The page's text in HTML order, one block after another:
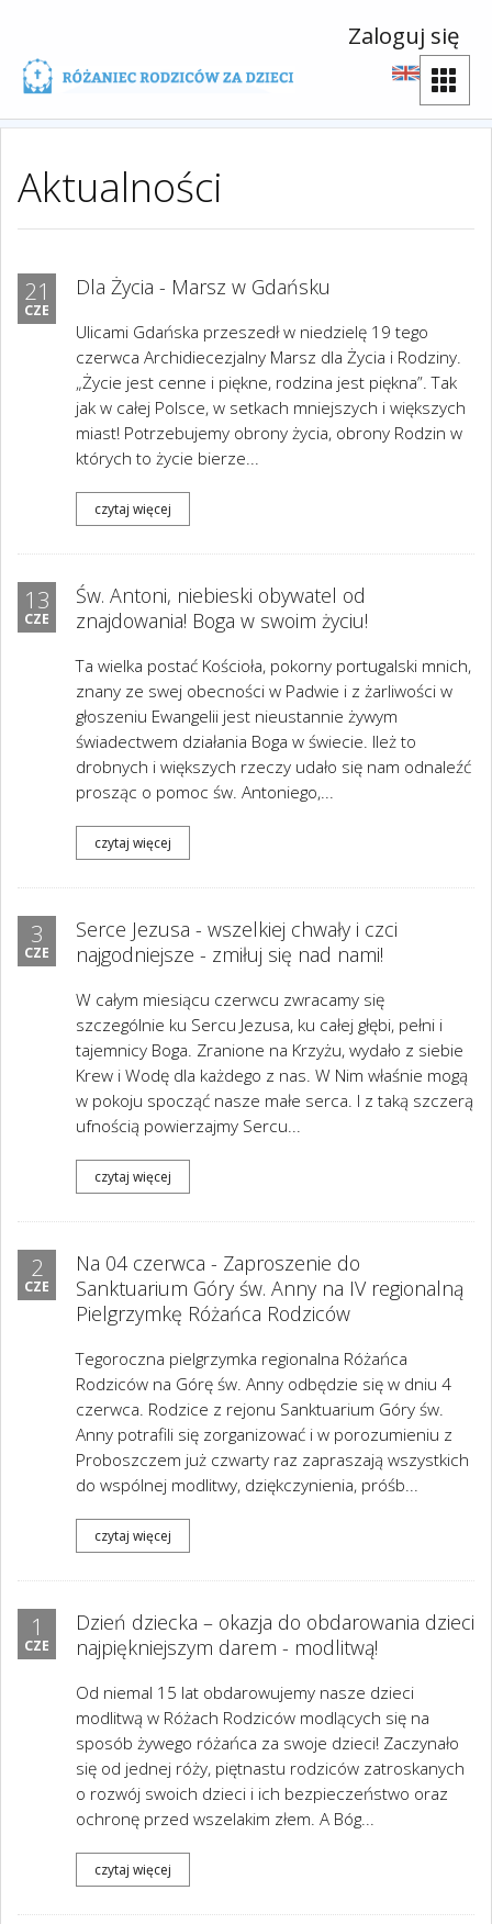
Zaloguj się
Aktualności
21
CZE
Dla Życia - Marsz w Gdańsku
Ulicami Gdańska przeszedł w niedzielę 19 tego
czerwca Archidiecezjalny Marsz dla Życia i Rodziny.
„Życie jest cenne i piękne, rodzina jest piękna”. Tak
jak w całej Polsce, w setkach mniejszych i większych
miast! Potrzebujemy obrony życia, obrony Rodzin w
których to życie bierze...
czytaj więcej
13
CZE
Św. Antoni, niebieski obywatel od
znajdowania! Boga w swoim życiu!
Ta wielka postać Kościoła, pokorny portugalski mnich,
znany ze swej obecności w Padwie i z żarliwości w
głoszeniu Ewangelii jest nieustannie żywym
świadectwem działania Boga w świecie. Ileż to
drobnych i większych rzeczy udało się nam odnaleźć
prosząc o pomoc św. Antoniego,...
czytaj więcej
3
CZE
Serce Jezusa - wszelkiej chwały i czci
najgodniejsze - zmiłuj się nad nami!
W całym miesiącu czerwcu zwracamy się
szczególnie ku Sercu Jezusa, ku całej głębi, pełni i
tajemnicy Boga. Zranione na Krzyżu, wydało z siebie
Krew i Wodę dla każdego z nas. W Nim właśnie mogą
w pokoju spocząć nasze małe serca. I z taką szczerą
ufnością powierzajmy Sercu...
czytaj więcej
2
CZE
Na 04 czerwca - Zaproszenie do
Sanktuarium Góry św. Anny na IV regionalną
Pielgrzymkę Różańca Rodziców
Tegoroczna pielgrzymka regionalna Różańca
Rodziców na Górę św. Anny odbędzie się w dniu 4
czerwca. Rodzice z rejonu Sanktuarium Góry św.
Anny potrafili się zorganizować i w porozumieniu z
Proboszczem już czwarty raz zapraszają wszystkich
do wspólnej modlitwy, dziękczynienia, próśb...
czytaj więcej
1
CZE
Dzień dziecka – okazja do obdarowania dzieci
najpiękniejszym darem - modlitwą!
Od niemal 15 lat obdarowujemy nasze dzieci
modlitwą w Różach Rodziców modlących się na
sposób żywego różańca za swoje dzieci! Zaczynało
się od jednej róży, piętnastu rodziców zatroskanych
o rozwój swoich dzieci i ich bezpieczeństwo oraz
ochronę przed wszelakim złem. A Bóg...
czytaj więcej